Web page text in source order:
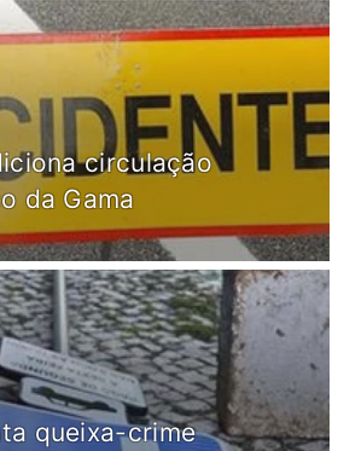
circulação
da Gama
queixa-crime